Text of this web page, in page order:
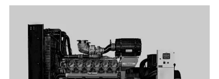
› ПРОИЗВОДСТВО
› ПРИВОДНОЕ ОБОРУДОВАНИЕ
› АВТО&МОТО
› МОТОЦИКЛЫ ТИМПТОН